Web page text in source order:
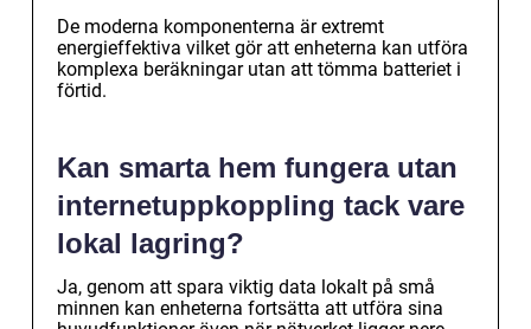
De moderna komponenterna är extremt
energieffektiva vilket gör att enheterna kan utföra
komplexa beräkningar utan att tömma batteriet i
förtid.
Kan smarta hem fungera utan
internetuppkoppling tack vare
lokal lagring?
Ja, genom att spara viktig data lokalt på små
minnen kan enheterna fortsätta att utföra sina